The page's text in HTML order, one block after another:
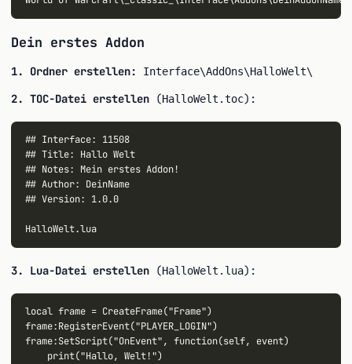
Dein erstes Addon
1. Ordner erstellen: Interface\AddOns\HalloWelt\
2. TOC-Datei erstellen (HalloWelt.toc):
## Interface: 11508
## Title: Hallo Welt
## Notes: Mein erstes Addon!
## Author: DeinName
## Version: 1.0.0
HalloWelt.lua
3. Lua-Datei erstellen (HalloWelt.lua):
local frame = CreateFrame("Frame")
frame:RegisterEvent("PLAYER_LOGIN")
frame:SetScript("OnEvent", function(self, event)
    print("Hallo, Welt!")